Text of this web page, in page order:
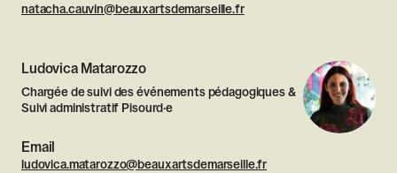
natacha.cauvin@beauxartsdemarseille.fr
Ludovica Matarozzo
Chargée de suivi des événements pédagogiques &
Suivi administratif Pisourd·e
Email
ludovica.matarozzo@beauxartsdemarseille.fr